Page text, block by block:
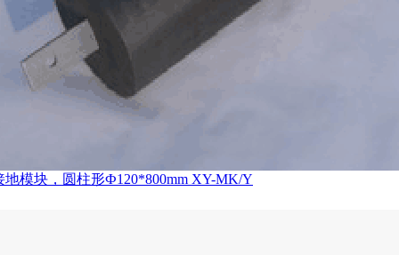
地模块，圆柱形Ф120*800mm XY-MK/Y